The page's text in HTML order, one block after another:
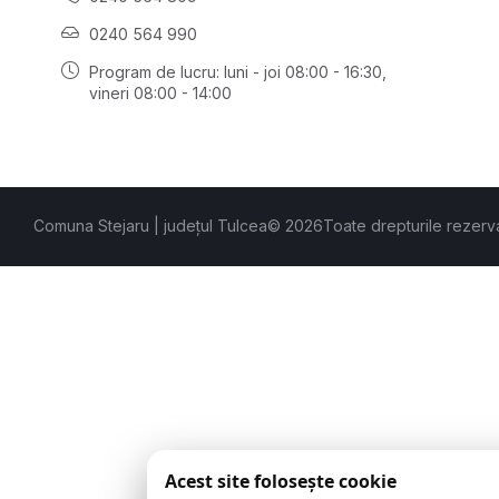
0240 564 990
Program de lucru: luni - joi 08:00 - 16:30,
vineri 08:00 - 14:00
Comuna Stejaru | județul Tulcea© 2026Toate drepturile
Acest site folosește cookie